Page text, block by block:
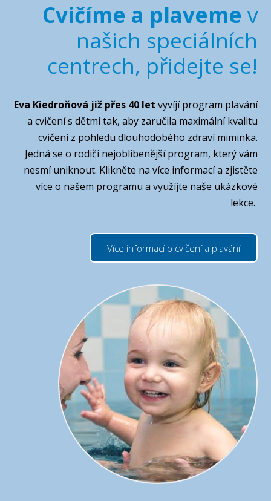
Cvičíme a plaveme v
našich speciálních
centrech, přidejte se!
Eva Kiedroňová již přes 40 let vyvíjí program plavání
a cvičení s dětmi tak, aby zaručila maximální kvalitu
cvičení z pohledu dlouhodobého zdraví miminka.
Jedná se o rodiči nejoblibenější program, který vám
nesmí uniknout. Klikněte na více informací a zjistěte
více o našem programu a využíjte naše ukázkové
lekce.
Více informací o cvičení a plavání